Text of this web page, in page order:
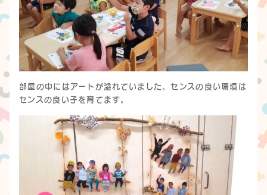
部屋の中にはアートが溢れていました。センスの良い環境は
センスの良い子を育てます。